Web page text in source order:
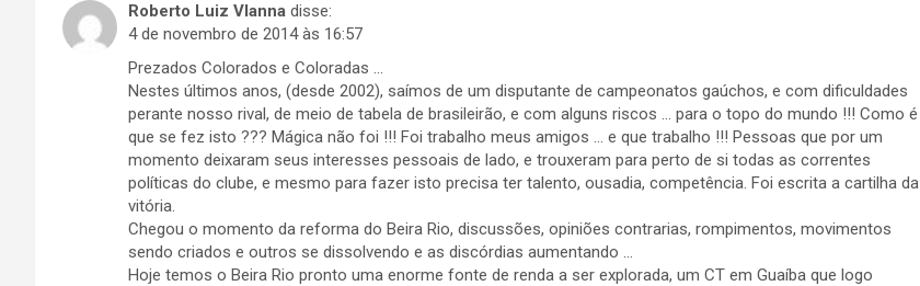
Roberto Luiz VIanna disse:
4 de novembro de 2014 às 16:57
Prezados Colorados e Coloradas …
Nestes últimos anos, (desde 2002), saímos de um disputante de campeonatos gaúchos, e com dificuldades
perante nosso rival, de meio de tabela de brasileirão, e com alguns riscos … para o topo do mundo !!! Como é
que se fez isto ??? Mágica não foi !!! Foi trabalho meus amigos … e que trabalho !!! Pessoas que por um
momento deixaram seus interesses pessoais de lado, e trouxeram para perto de si todas as correntes
políticas do clube, e mesmo para fazer isto precisa ter talento, ousadia, competência. Foi escrita a cartilha da
vitória.
Chegou o momento da reforma do Beira Rio, discussões, opiniões contrarias, rompimentos, movimentos
sendo criados e outros se dissolvendo e as discórdias aumentando …
Hoje temos o Beira Rio pronto uma enorme fonte de renda a ser explorada, um CT em Guaíba que logo